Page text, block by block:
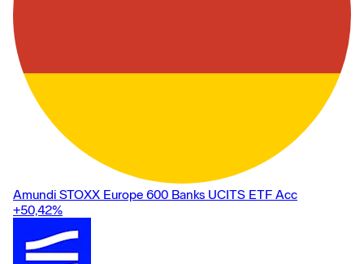
Amundi STOXX Europe 600 Banks UCITS ETF Acc
+50,42%